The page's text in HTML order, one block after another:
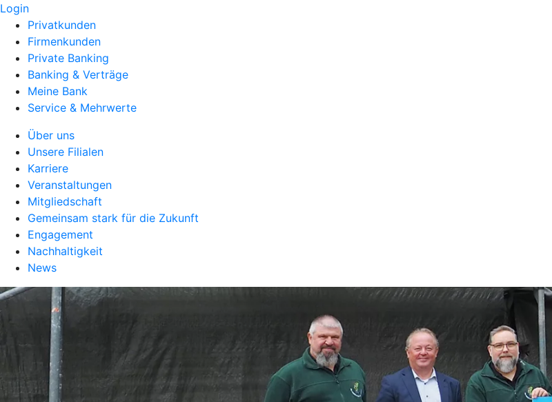
Login
Privatkunden
Firmenkunden
Private Banking
Banking & Verträge
Meine Bank
Service & Mehrwerte
Über uns
Unsere Filialen
Karriere
Veranstaltungen
Mitgliedschaft
Gemeinsam stark für die Zukunft
Engagement
Nachhaltigkeit
News